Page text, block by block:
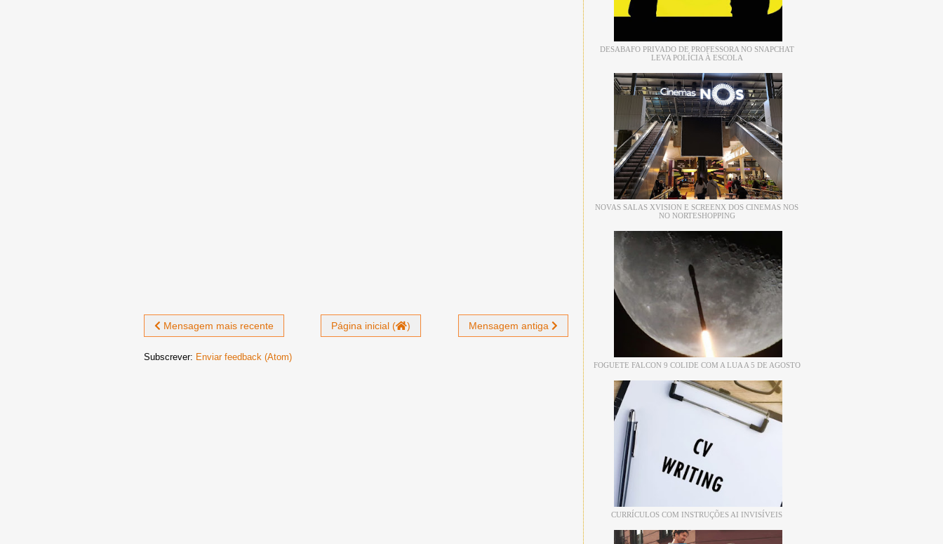
Mensagem mais recente Mensagem antiga
Página inicial ( )
Subscrever: Enviar feedback (Atom)
DESABAFO PRIVADO DE PROFESSORA NO SNAPCHAT
LEVA POLÍCIA À ESCOLA
NOVAS SALAS XVISION E SCREENX DOS CINEMAS NOS
NO NORTESHOPPING
FOGUETE FALCON 9 COLIDE COM A LUA A 5 DE AGOSTO
CURRÍCULOS COM INSTRUÇÕES AI INVISÍVEIS